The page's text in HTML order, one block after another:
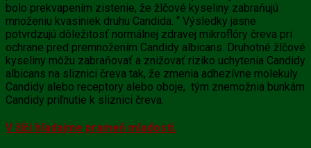
bolo prekvapením zistenie, že žlčové kyseliny zabraňujú
množeniu kvasiniek druhu Candida. “ Výsledky jasne
potvrdzujú dôležitosť normálnej zdravej mikroflóry čreva pri
ochrane pred premnožením Candidy albicans. Druhotné žlčové
kyseliny môžu zabraňovať a znižovať riziko uchytenia Candidy
albicans na sliznici čreva tak, že zmenia adhezívne molekuly
Candidy alebo receptory alebo oboje, tým znemožnia bunkám
Candidy priľnutie k sliznici čreva.
V žlči hľadajme prameň mladosti.